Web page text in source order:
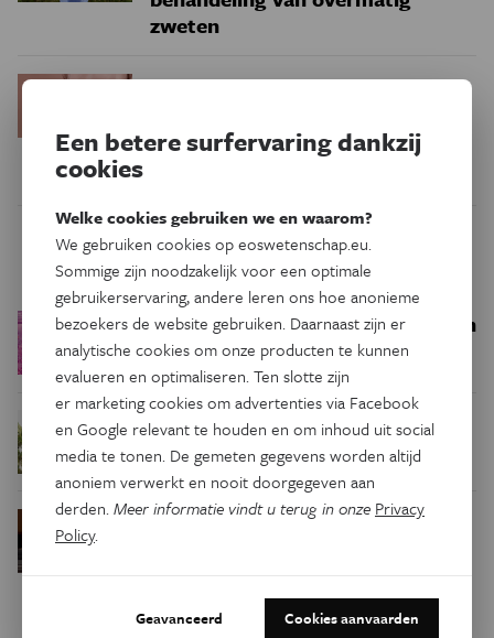
zweten
Menstruatiecyclus:
geen vitale functie
Trending
Ruimte Een bakkerij op 400 miljoen
kilometer van de aarde
Podcast Natuur & Milieu Waar zijn
insecten in de winter?
Waarom we tinnitus
Een betere surfervaring dankzij
cookies
Welke cookies gebruiken we en waarom?
We gebruiken cookies op eoswetenschap.eu.
Sommige zijn noodzakelijk voor een optimale
gebruikerservaring, andere leren ons hoe anonieme
bezoekers de website gebruiken. Daarnaast zijn er
analytische cookies om onze producten te kunnen
evalueren en optimaliseren. Ten slotte zijn
er marketing cookies om advertenties via Facebook
en Google relevant te houden en om inhoud uit social
media te tonen. De gemeten gegevens worden altijd
anoniem verwerkt en nooit doorgegeven aan
derden.Meer informatie vindt u terug in onze Privacy
Policy.
Geavanceerd Cookies aanvaarden